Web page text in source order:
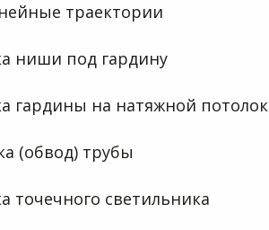
траектории
ниши под гардину
гардины на натяжной потолок
(обвод) трубы
точечного светильника